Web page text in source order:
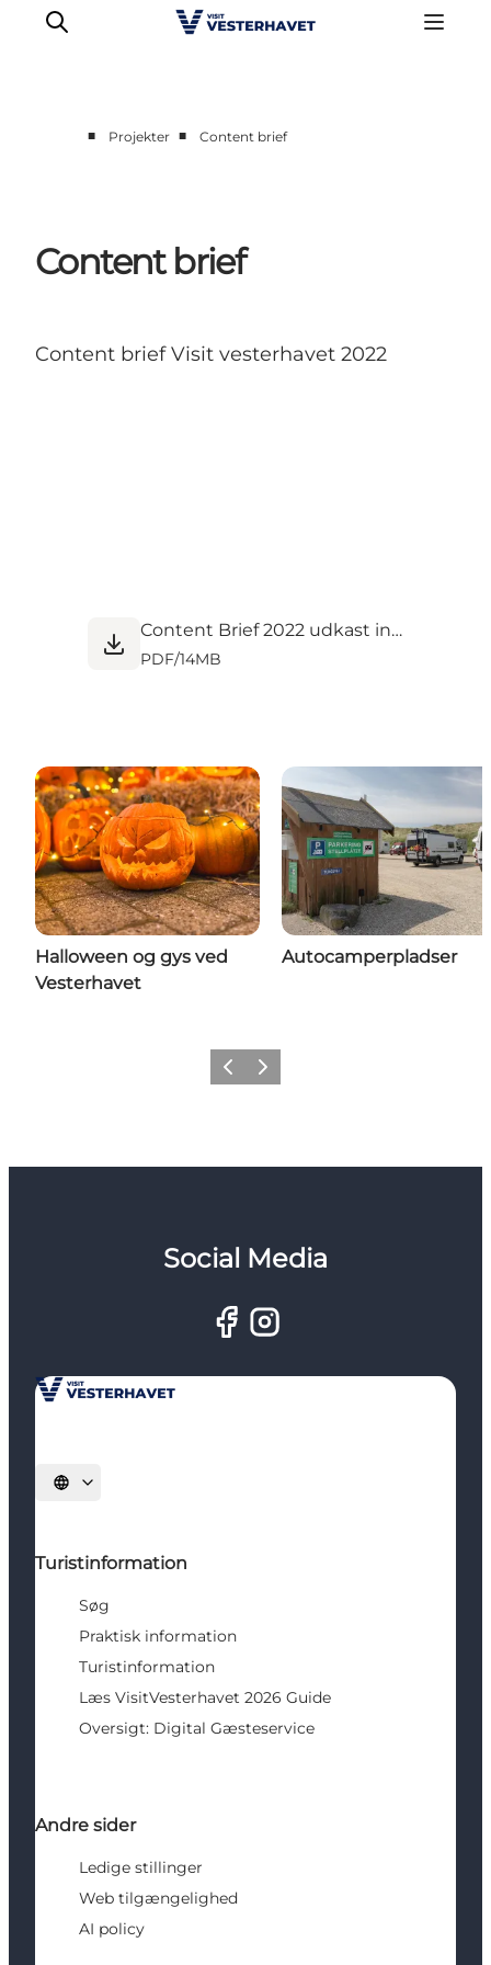
Projekter
Medlemskab
Om os
■ Projekter ■ Content brief
Content brief
Content brief Visit vesterhavet 2022
Content Brief 2022 udkast internt.pdf
PDF/14MB
Halloween og gys ved
Vesterhavet
Autocamperpladser
ForrigeNæste
Social Media
Vælg sprog
Turistinformation
Søg
Praktisk information
Turistinformation
Læs VisitVesterhavet 2026 Guide
Oversigt: Digital Gæsteservice
Andre sider
Ledige stillinger
Web tilgængelighed
AI policy